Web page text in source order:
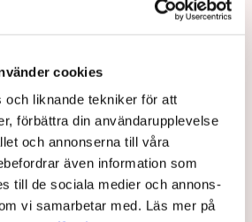
cookies
och liknande tekniker för att
förbättra din användarupplevelse
och annonserna till våra
även information som
till de sociala medier och annons-
vi samarbetar med. Läs mer på
efter sabotagen i
har gripits